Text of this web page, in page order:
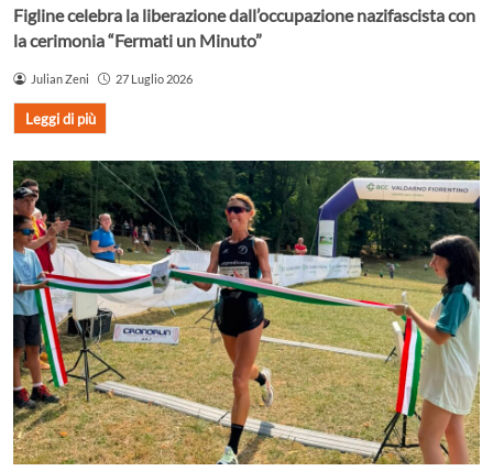
Figline celebra la liberazione dall’occupazione nazifascista con
la cerimonia “Fermati un Minuto”
Julian Zeni 27 Luglio 2026
Leggi di più